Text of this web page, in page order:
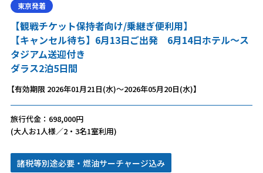
東京発着
【観戦チケット保持者向け/乗継ぎ便利用】
【キャンセル待ち】6月13日ご出発 6月14日ホテル～ス
タジアム送迎付き
ダラス2泊5日間
【有効期限 2026年01月21日(水)～2026年05月20日(水)】
旅行代金：698,000円
(大人お1人様／2・3名1室利用)
諸税等別途必要・燃油サーチャージ込み